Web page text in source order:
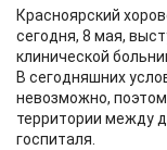
Красноярский
сегодня, 8 мая,
клинической
В сегодняшних
невозможно,
территории между
госпиталя.